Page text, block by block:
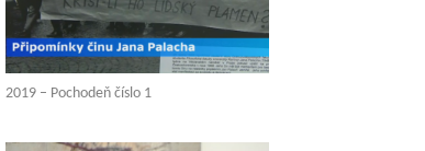
2019 – Pochodeň číslo 1